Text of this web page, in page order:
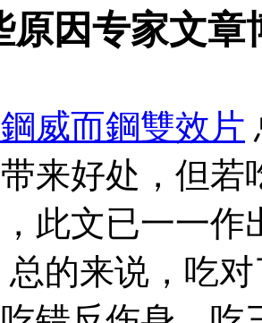
原因专家文章
威而鋼雙效片
来好处，但若
此文已一一作
总的来说，吃